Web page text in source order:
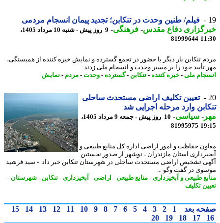
فیلم/ طنین وحدت در تنکابن؛ تجدید پیمان انسجام مردمی
دفاع مقدس-فرهنگی-
9 روز پیش - شنبه 10 مرداد 1405،
81999644
تنکابن بار دیگر با حضور در تجمع گسترده و نمایش خیره کننده از همبستگی،
تأیید خود را بر مسیر وحدت و انسجام ملی زدند.
ملی -خیره کننده-تنکابن-گسترده- وحدت-مردم- نمایش
تعیین تکلیف اراضی مستحدث ساحلی
وارد مرحله اجرایی شد
-سیاسی-
10 روز پیش - جمعه 9 مرداد 1405،
81995975
حفاظت و امور اراضی اداره کل منابع طبیعی و
استان مازندران ـ نوشهر از صدور نخستین
تشخیص اراضی مستحدث ساحلی در شهرستان تنکابن خبر داد. - سید فرشید
در گفت وگو ...
طبیعی و آبخیزداری- منابع طبیعی-اراضی -آبخیزداری- تنکابن-شهرستان-
تکلیف
بعد 1
2
3
4
5
6
7
8
9
10
11
12
13
14
15
17
18
19
20